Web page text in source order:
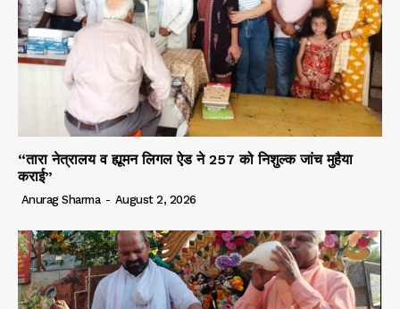
“तारा नेत्रालय व ह्यूमन लिगल ऐड ने 257 को निशुल्क जांच मुहैया
कराई”
Anurag Sharma - August 2, 2026